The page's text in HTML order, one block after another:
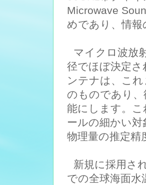
Microwave
めであり、情
マイクロ波放
径でほぼ決定
ンテナは、こ
のものであり
能にします。こ
ールの細かい
物理量の推定精
新規に採用さ
での全球海面水